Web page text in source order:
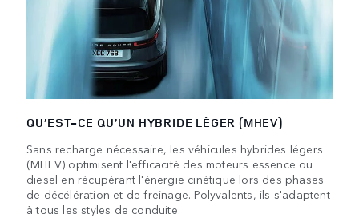
QU’EST-CE QU’UN HYBRIDE LÉGER (MHEV)
Sans recharge nécessaire, les véhicules hybrides légers
(MHEV) optimisent l'efficacité des moteurs essence ou
diesel en récupérant l'énergie cinétique lors des phases
de décélération et de freinage. Polyvalents, ils s'adaptent
à tous les styles de conduite.